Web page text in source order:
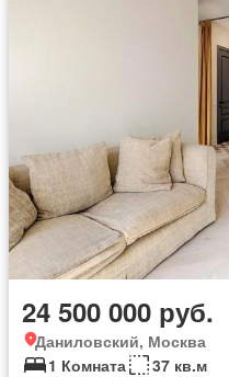
24 500 000 руб.
Даниловский, Москва
1 Комната
37 кв.м